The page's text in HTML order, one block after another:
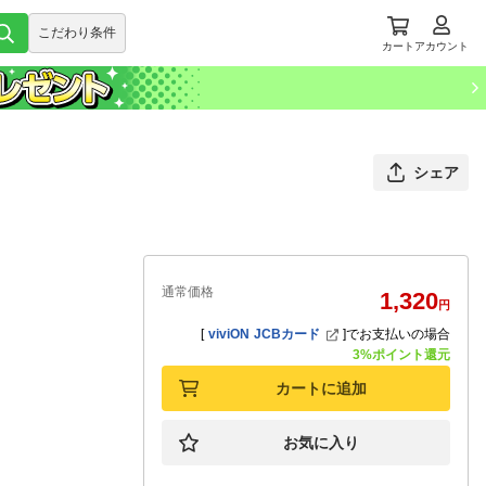
こだわり条件
カート アカウント
シェア
通常価格 1,320円
[ viviON JCBカード ]でお支払いの場合
3%ポイント還元
カートに追加
お気に入り